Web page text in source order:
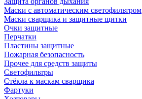
Маски с автоматическим светофильтром
Маски сварщика и защитные щитки
Очки защитные
Перчатки
Пластины защитные
Пожарная безопасность
Прочее для средств защиты
Светофильтры
Стёкла к маскам сварщика
Фартуки